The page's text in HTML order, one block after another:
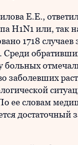
Е.Е.,
H1N1 или, так
1718
Среди
заболевших
ее словам
достаточный